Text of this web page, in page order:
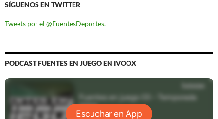
SÍGUENOS EN TWITTER
Tweets por el @FuentesDeportes.
PODCAST FUENTES EN JUEGO EN IVOOX